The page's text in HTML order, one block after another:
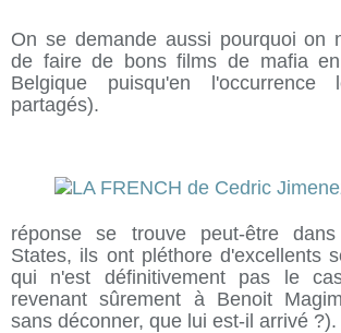
On se demande aussi pourquoi on
de faire de bons films de mafia
Belgique puisqu'en
partagés).
réponse se trouve peut-être
States, ils ont pléthore d'excellents
qui n'est définitivement pas le
revenant sûrement à Benoit
sans déconner, que lui est-il arrivé ?).